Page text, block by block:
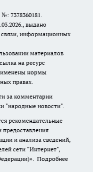
7378360181.
выдано
информационных
материалов
на ресурс
нормы
правах.
за комментарии
"народные новости".
рекомендательные
и анализа сведений,
сети "Интернет",
Подробнее